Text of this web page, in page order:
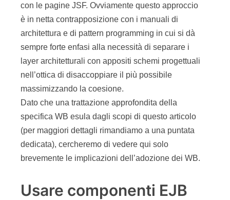
con le pagine JSF. Ovviamente questo approccio
è in netta contrapposizione con i manuali di
architettura e di pattern programming in cui si dà
sempre forte enfasi alla necessità di separare i
layer architetturali con appositi schemi progettuali
nell’ottica di disaccoppiare il più possibile
massimizzando la coesione.
Dato che una trattazione approfondita della
specifica WB esula dagli scopi di questo articolo
(per maggiori dettagli rimandiamo a una puntata
dedicata), cercheremo di vedere qui solo
brevemente le implicazioni dell’adozione dei WB.
Usare componenti EJB